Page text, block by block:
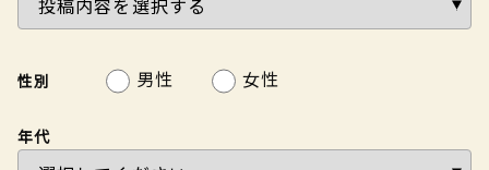
性別 男性 女性
年代